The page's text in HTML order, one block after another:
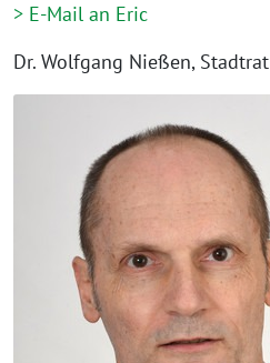
> E-Mail an Eric
Dr. Wolfgang Nießen, Stadtrat